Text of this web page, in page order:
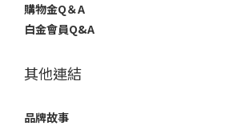
購物金Q＆A
白金會員Q&A
其他連結
品牌故事